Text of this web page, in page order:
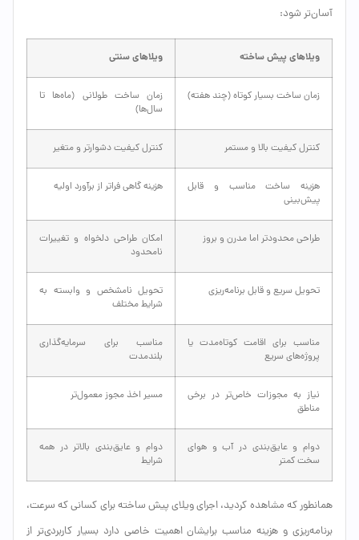
آسان‌تر شود:
ویلاهای پیش ساخته ویلاهای سنتی
زمان ساخت بسیار کوتاه (چند هفته)
زمان ساخت طولانی (ماه‌ها تا
سال‌ها)
کنترل کیفیت بالا و مستمر کنترل کیفیت دشوارتر و متغیر
هزینه ساخت مناسب و قابل
پیش‌بینی
هزینه گاهی فراتر از برآورد اولیه
طراحی محدودتر اما مدرن و بروز
امکان طراحی دلخواه و تغییرات
نامحدود
تحویل سریع و قابل برنامه‌ریزی
تحویل نامشخص و وابسته به
شرایط مختلف
مناسب برای اقامت کوتاه‌مدت یا
پروژه‌های سریع
مناسب برای سرمایه‌گذاری
بلندمدت
نیاز به مجوزات خاص‌تر در برخی
مناطق
مسیر اخذ مجوز معمول‌تر
دوام و عایق‌بندی در آب و هوای
سخت کمتر
دوام و عایق‌بندی بالاتر در همه
شرایط
همانطور که مشاهده کردید، اجرای ویلای پیش ساخته برای کسانی که سرعت،
برنامه‌ریزی و هزینه مناسب برایشان اهمیت خاصی دارد بسیار کاربردی‌تر از